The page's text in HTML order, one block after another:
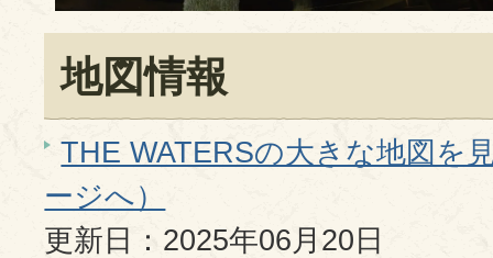
地図情報
THE WATERSの大きな地図を
ージへ）
更新日：2025年06月20日